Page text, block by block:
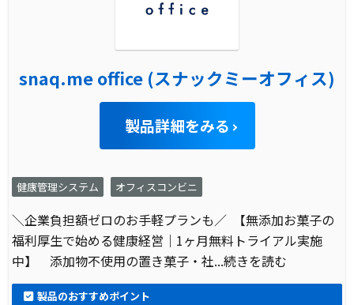
snaq.me office (スナックミーオフィス)
製品詳細をみる
健康管理システム オフィスコンビニ
＼企業負担額ゼロのお手軽プランも／ 【無添加お菓子の
福利厚生で始める健康経営｜1ヶ月無料トライアル実施
中】 添加物不使用の置き菓子・社...続きを読む
製品のおすすめポイント